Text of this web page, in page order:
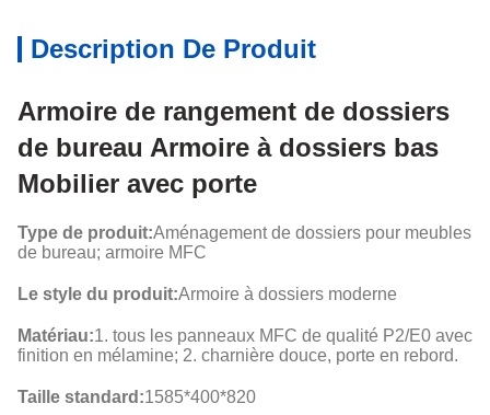
Description De Produit
Armoire de rangement de dossiers
de bureau Armoire à dossiers bas
Mobilier avec porte
Type de produit:Aménagement de dossiers pour meubles
de bureau; armoire MFC
Le style du produit:Armoire à dossiers moderne
Matériau:1. tous les panneaux MFC de qualité P2/E0 avec
finition en mélamine; 2. charnière douce, porte en rebord.
Taille standard:1585*400*820